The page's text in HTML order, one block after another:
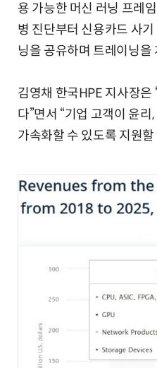
용 가능한 머신 러닝 프레
병 진단부터 신용카드 사
닝을 공유하며 트레이닝을
김영채 한국HPE 지사장은
다”면서 “기업 고객이 윤
가속화할 수 있도록 지원